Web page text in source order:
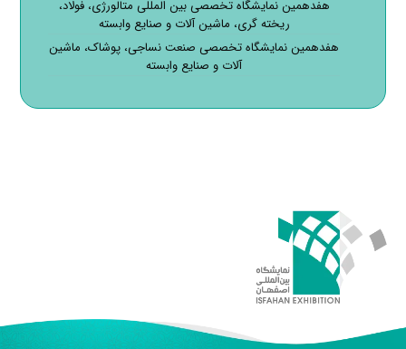
هفدهمین نمایشگاه تخصصی بین المللی متالورژی، فولاد،
ریخته گری، ماشین آلات و صنایع وابسته
هفدهمین نمایشگاه تخصصی صنعت نساجی، پوشاک، ماشین
آلات و صنایع وابسته